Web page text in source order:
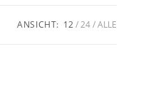
ANSICHT: 12 24 ALLE